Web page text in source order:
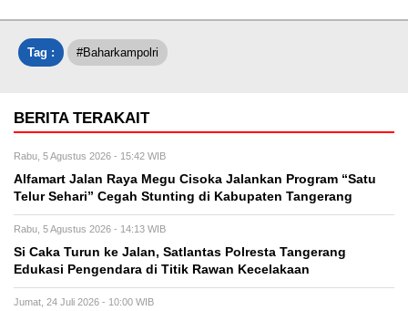
Tag : #baharkampolri
BERITA TERAKAIT
Rabu, 5 Agustus 2026 - 15:42 WIB
Alfamart Jalan Raya Megu Cisoka Jalankan Program “Satu
Telur Sehari” Cegah Stunting di Kabupaten Tangerang
Rabu, 5 Agustus 2026 - 14:13 WIB
Si Caka Turun ke Jalan, Satlantas Polresta Tangerang
Edukasi Pengendara di Titik Rawan Kecelakaan
Jumat, 24 Juli 2026 - 10:00 WIB